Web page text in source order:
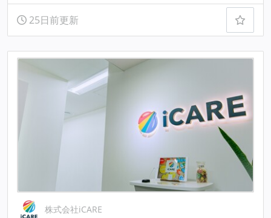
25日前更新
株式会社iCARE